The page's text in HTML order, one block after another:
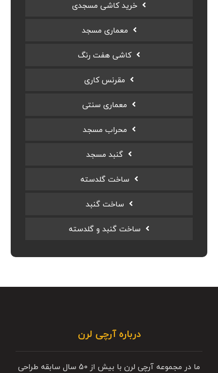
خرید کاشی مسجدی
معماری مسجد
کاشی هفت رنگ
مقرنس کاری
معماری سنتی
محراب مسجد
گنبد مسجد
ساخت گلدسته
ساخت گنبد
ساخت گنبد و گلدسته
درباره آرچی لرن
ما در مجموعه آرچی لرن با بیش از 50 سال سابقه طراحی